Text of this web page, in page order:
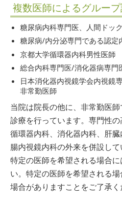
複数医師によるグルー
糖尿病内科専門医、人間ドッ
糖尿病/内分泌専門である認定
京都大学循環器内科男性医師
総合内科専門医/消化器病専門
日本消化器内視鏡学会内視鏡
非常勤医師
当院は院長の他に、非常勤医
診療を行っています。専門性の
循環器内科、消化器内科、肝
腸内視鏡内科の外来を併設して
特定の医師を希望される場合
い。特定の医師を希望される
場合がありますことをご了承く